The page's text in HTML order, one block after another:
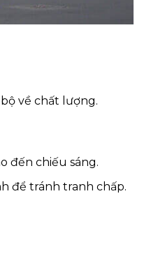
về chất lượng.
đến chiếu sáng.
để tránh tranh chấp.